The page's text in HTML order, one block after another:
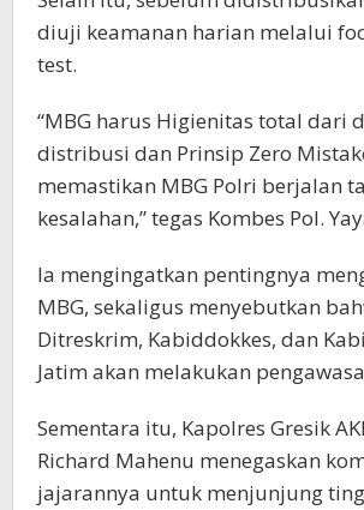
diuji keamanan harian melalui
test.
“MBG harus Higienitas total dari
distribusi dan Prinsip Zero
memastikan MBG Polri berjalan
kesalahan,” tegas Kombes Pol.
Ia mengingatkan pentingnya
MBG, sekaligus menyebutkan
Ditreskrim, Kabiddokkes, dan
Jatim akan melakukan
Sementara itu, Kapolres Gresik
Richard Mahenu menegaskan
jajarannya untuk menjunjung